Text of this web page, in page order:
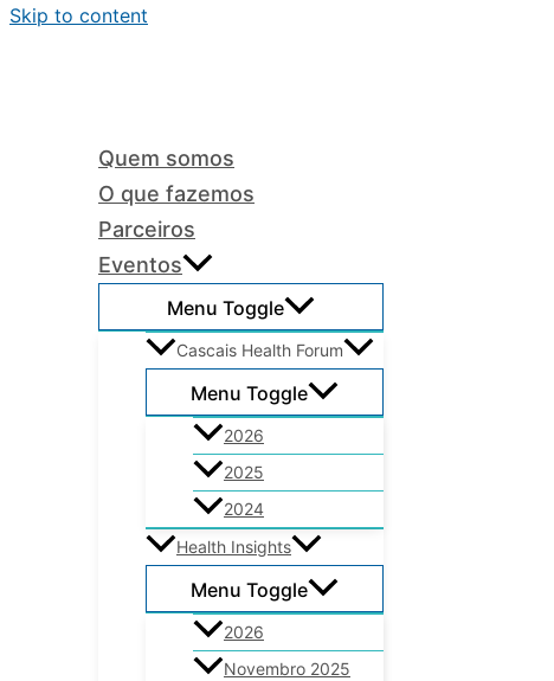
Skip to content
Quem somos
O que fazemos
Parceiros
Eventos
Menu Toggle
Cascais Health Forum
Menu Toggle
2026
2025
2024
Health Insights
Menu Toggle
2026
Novembro 2025